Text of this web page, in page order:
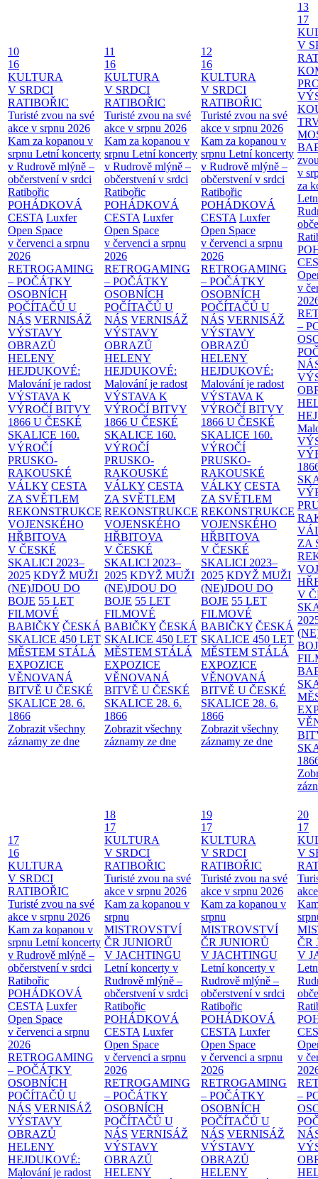
10
16
KULTURA
V SRDCI
RATIBOŘIC
Turisté zvou na své
akce v srpnu 2026
Kam za kopanou v
srpnu Letní koncerty
v Rudrově mlýně –
občerstvení v srdci
Ratibořic
POHÁDKOVÁ
CESTA Luxfer
Open Space
v červenci a srpnu
2026
RETROGAMING
– POČÁTKY
OSOBNÍCH
POČÍTAČŮ U
NÁS VERNISÁŽ
VÝSTAVY
OBRAZŮ
HELENY
HEJDUKOVÉ:
Malování je radost
VÝSTAVA K
VÝROČÍ BITVY
1866 U ČESKÉ
SKALICE 160.
VÝROČÍ
PRUSKO-
RAKOUSKÉ
VÁLKY CESTA
ZA SVĚTLEM
REKONSTRUKCE
VOJENSKÉHO
HŘBITOVA
V ČESKÉ
SKALICI 2023–
2025 KDYŽ MUŽI
(NE)JDOU DO
BOJE 55 LET
FILMOVÉ
BABIČKY ČESKÁ
SKALICE 450 LET
MĚSTEM STÁLÁ
EXPOZICE
VĚNOVANÁ
BITVĚ U ČESKÉ
SKALICE 28. 6.
1866
Zobrazit všechny
záznamy ze dne
11
16
KULTURA
V SRDCI
RATIBOŘIC
Turisté zvou na své
akce v srpnu 2026
Kam za kopanou v
srpnu Letní koncerty
v Rudrově mlýně –
občerstvení v srdci
Ratibořic
POHÁDKOVÁ
CESTA Luxfer
Open Space
v červenci a srpnu
2026
RETROGAMING
– POČÁTKY
OSOBNÍCH
POČÍTAČŮ U
NÁS VERNISÁŽ
VÝSTAVY
OBRAZŮ
HELENY
HEJDUKOVÉ:
Malování je radost
VÝSTAVA K
VÝROČÍ BITVY
1866 U ČESKÉ
SKALICE 160.
VÝROČÍ
PRUSKO-
RAKOUSKÉ
VÁLKY CESTA
ZA SVĚTLEM
REKONSTRUKCE
VOJENSKÉHO
HŘBITOVA
V ČESKÉ
SKALICI 2023–
2025 KDYŽ MUŽI
(NE)JDOU DO
BOJE 55 LET
FILMOVÉ
BABIČKY ČESKÁ
SKALICE 450 LET
MĚSTEM STÁLÁ
EXPOZICE
VĚNOVANÁ
BITVĚ U ČESKÉ
SKALICE 28. 6.
1866
Zobrazit všechny
záznamy ze dne
12
16
KULTURA
V SRDCI
RATIBOŘIC
Turisté zvou na své
akce v srpnu 2026
Kam za kopanou v
srpnu Letní koncerty
v Rudrově mlýně –
občerstvení v srdci
Ratibořic
POHÁDKOVÁ
CESTA Luxfer
Open Space
v červenci a srpnu
2026
RETROGAMING
– POČÁTKY
OSOBNÍCH
POČÍTAČŮ U
NÁS VERNISÁŽ
VÝSTAVY
OBRAZŮ
HELENY
HEJDUKOVÉ:
Malování je radost
VÝSTAVA K
VÝROČÍ BITVY
1866 U ČESKÉ
SKALICE 160.
VÝROČÍ
PRUSKO-
RAKOUSKÉ
VÁLKY CESTA
ZA SVĚTLEM
REKONSTRUKCE
VOJENSKÉHO
HŘBITOVA
V ČESKÉ
SKALICI 2023–
2025 KDYŽ MUŽI
(NE)JDOU DO
BOJE 55 LET
FILMOVÉ
BABIČKY ČESKÁ
SKALICE 450 LET
MĚSTEM STÁLÁ
EXPOZICE
VĚNOVANÁ
BITVĚ U ČESKÉ
SKALICE 28. 6.
1866
Zobrazit všechny
záznamy ze dne
13
17
V
v
za
v
–
ZA
V
17
16
KULTURA
V SRDCI
RATIBOŘIC
Turisté zvou na své
akce v srpnu 2026
Kam za kopanou v
srpnu Letní koncerty
v Rudrově mlýně –
občerstvení v srdci
Ratibořic
POHÁDKOVÁ
CESTA Luxfer
Open Space
v červenci a srpnu
2026
RETROGAMING
– POČÁTKY
OSOBNÍCH
POČÍTAČŮ U
NÁS VERNISÁŽ
VÝSTAVY
OBRAZŮ
HELENY
HEJDUKOVÉ:
Malování je radost
18
17
KULTURA
V SRDCI
RATIBOŘIC
Turisté zvou na své
akce v srpnu 2026
Kam za kopanou v
srpnu
MISTROVSTVÍ
ČR JUNIORŮ
V JACHTINGU
Letní koncerty v
Rudrově mlýně –
občerstvení v srdci
Ratibořic
POHÁDKOVÁ
CESTA Luxfer
Open Space
v červenci a srpnu
2026
RETROGAMING
– POČÁTKY
OSOBNÍCH
POČÍTAČŮ U
NÁS VERNISÁŽ
VÝSTAVY
OBRAZŮ
HELENY
19
17
KULTURA
V SRDCI
RATIBOŘIC
Turisté zvou na své
akce v srpnu 2026
Kam za kopanou v
srpnu
MISTROVSTVÍ
ČR JUNIORŮ
V JACHTINGU
Letní koncerty v
Rudrově mlýně –
občerstvení v srdci
Ratibořic
POHÁDKOVÁ
CESTA Luxfer
Open Space
v červenci a srpnu
2026
RETROGAMING
– POČÁTKY
OSOBNÍCH
POČÍTAČŮ U
NÁS VERNISÁŽ
VÝSTAVY
OBRAZŮ
HELENY
20
17
V
ČR
V
v
–